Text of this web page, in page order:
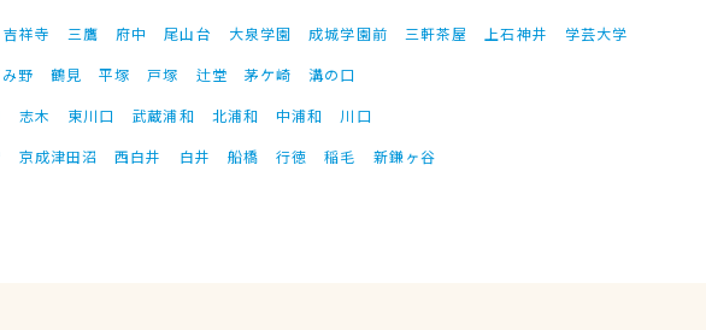
吉祥寺 三鷹 府中 尾山台 大泉学園 成城学園前 三軒茶屋 上石神井
学芸大学
野 鶴見 平塚 戸塚 辻堂 茅ケ崎
溝の口
志木 東川口 武蔵浦和 北浦和 中浦和
川口
京成津田沼 西白井 白井 船橋 行徳 稲毛 新鎌ヶ谷